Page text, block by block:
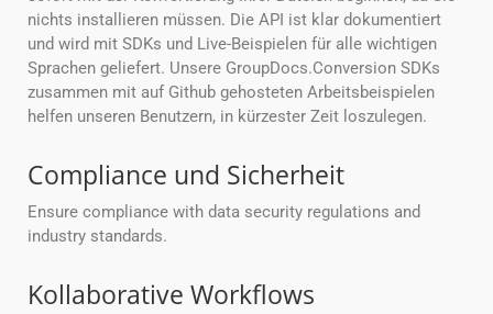
nichts installieren müssen. Die API ist klar dokumentiert
und wird mit SDKs und Live-Beispielen für alle wichtigen
Sprachen geliefert. Unsere GroupDocs.Conversion SDKs
zusammen mit auf Github gehosteten Arbeitsbeispielen
helfen unseren Benutzern, in kürzester Zeit loszulegen.
Compliance und Sicherheit
Ensure compliance with data security regulations and
industry standards.
Kollaborative Workflows